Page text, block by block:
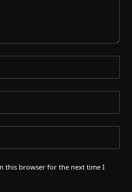
this browser for the next time I